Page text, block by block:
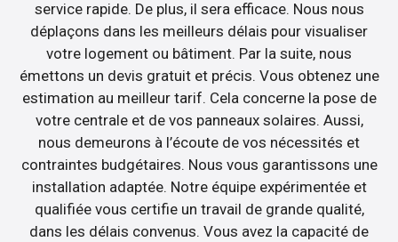
service rapide. De plus, il sera efficace. Nous nous
déplaçons dans les meilleurs délais pour visualiser
votre logement ou bâtiment. Par la suite, nous
émettons un devis gratuit et précis. Vous obtenez une
estimation au meilleur tarif. Cela concerne la pose de
votre centrale et de vos panneaux solaires. Aussi,
nous demeurons à l’écoute de vos nécessités et
contraintes budgétaires. Nous vous garantissons une
installation adaptée. Notre équipe expérimentée et
qualifiée vous certifie un travail de grande qualité,
dans les délais convenus. Vous avez la capacité de